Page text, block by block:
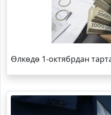
Өлкөдө 1-октябрдан